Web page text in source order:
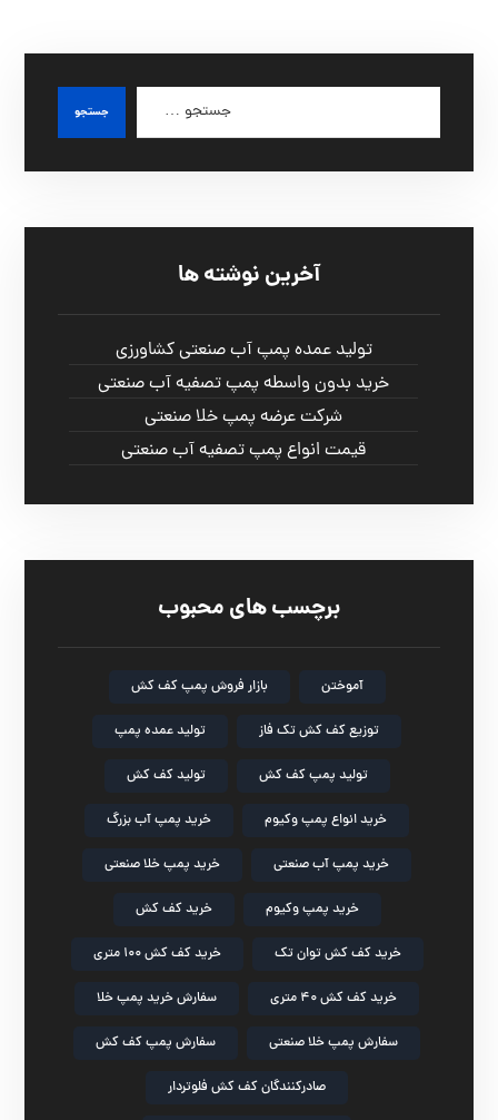
آخرین نوشته ها
تولید عمده پمپ آب صنعتی کشاورزی
خرید بدون واسطه پمپ تصفیه آب صنعتی
شرکت عرضه پمپ خلا صنعتی
قیمت انواع پمپ تصفیه آب صنعتی
برچسب های محبوب
آموختن بازار فروش پمپ کف کش
توزیع کف کش تک فاز تولید عمده پمپ
تولید پمپ کف کش تولید کف کش
خرید انواع پمپ وکیوم خرید پمپ آب بزرگ
خرید پمپ آب صنعتی خرید پمپ خلا صنعتی
خرید پمپ وکیوم خرید کف کش
خرید کف کش توان تک خرید کف کش ۱۰۰ متری
خرید کف کش ۴۰ متری سفارش خرید پمپ خلا
سفارش پمپ خلا صنعتی سفارش پمپ کف کش
صادرکنندگان کف کش فلوتردار